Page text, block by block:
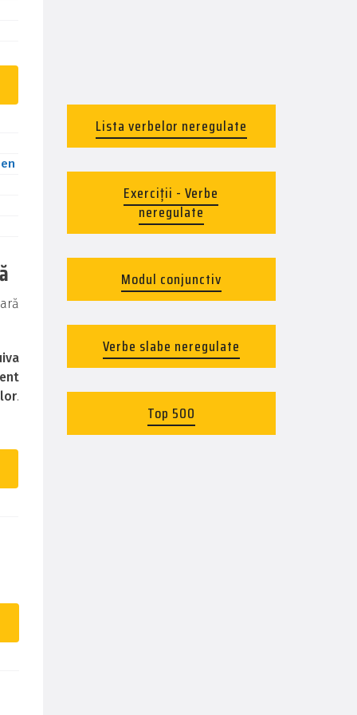
.
Lista verbelor neregulate
Exerciții - Verbe
neregulate
Modul conjunctiv
Verbe slabe neregulate
Top 500